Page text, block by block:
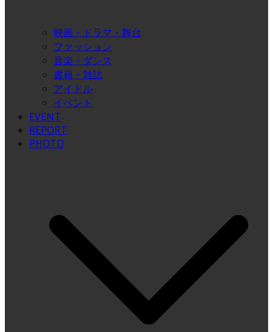
映画・ドラマ・舞台
ファッション
音楽・ダンス
書籍・雑誌
アイドル
イベント
EVENT
REPORT
PHOTO